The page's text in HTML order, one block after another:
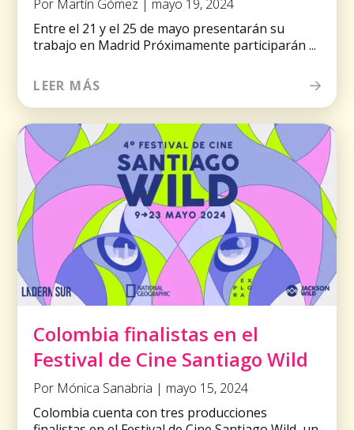
Por Martín Gómez | mayo 19, 2024
Entre el 21 y el 25 de mayo presentarán su
trabajo en Madrid Próximamente participarán ...
LEER MÁS
Colombia finalistas en el
Festival de Cine Santiago Wild
Por Mónica Sanabria | mayo 15, 2024
Colombia cuenta con tres producciones